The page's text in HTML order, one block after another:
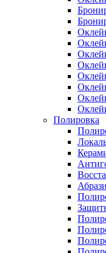
Полировка